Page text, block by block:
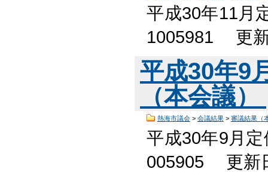
平成30年11月
1005981 更
平成30年9
（本会議）
熱海市議会> 会議結果> 審議結果（
平成30年9月
005905 更新